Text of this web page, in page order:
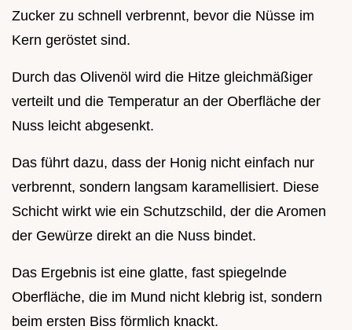
Zucker zu schnell verbrennt, bevor die Nüsse im
Kern geröstet sind.
Durch das Olivenöl wird die Hitze gleichmäßiger
verteilt und die Temperatur an der Oberfläche der
Nuss leicht abgesenkt.
Das führt dazu, dass der Honig nicht einfach nur
verbrennt, sondern langsam karamellisiert. Diese
Schicht wirkt wie ein Schutzschild, der die Aromen
der Gewürze direkt an die Nuss bindet.
Das Ergebnis ist eine glatte, fast spiegelnde
Oberfläche, die im Mund nicht klebrig ist, sondern
beim ersten Biss förmlich knackt.